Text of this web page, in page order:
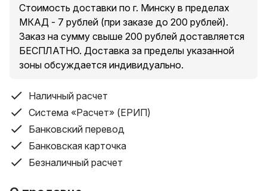
Тип инструмента
дрель-шуруповерт
Класс профессиональности
профессиональный
Модель
SR 1802 (04040329)
Питание
аккумулятор, Li-Ion (в комплекте)
Стоимость доставки по г. Минску в пределах
МКАД - 7 рублей (при заказе до 200 рублей).
Заказ на сумму свыше 200 рублей доставляется
БЕСПЛАТНО. Доставка за пределы указанной
зоны обсуждается индивидуально.
Наличный расчет
Система «Расчет» (ЕРИП)
Банковский перевод
Банковская карточка
Безналичный расчет